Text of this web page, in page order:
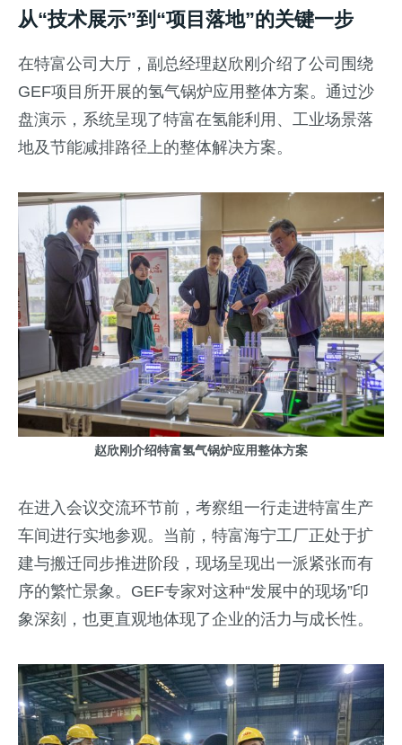
从“技术展示”到“项目落地”的关键一步
在特富公司大厅，副总经理赵欣刚介绍了公司围绕
GEF项目所开展的氢气锅炉应用整体方案。通过沙
盘演示，系统呈现了特富在氢能利用、工业场景落
地及节能减排路径上的整体解决方案。
赵欣刚介绍特富氢气锅炉应用整体方案
在进入会议交流环节前，考察组一行走进特富生产
车间进行实地参观。当前，特富海宁工厂正处于扩
建与搬迁同步推进阶段，现场呈现出一派紧张而有
序的繁忙景象。GEF专家对这种“发展中的现场”印
象深刻，也更直观地体现了企业的活力与成长性。